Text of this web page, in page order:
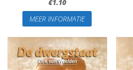
€1.10
MEER INFORMATIE